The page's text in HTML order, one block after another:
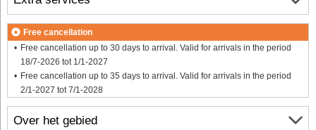
Over het gebied
Free cancellation
Free cancellation up to 30 days to arrival. Valid for arrivals in the period
18/7-2026 tot 1/1-2027
Free cancellation up to 35 days to arrival. Valid for arrivals in the period
2/1-2027 tot 7/1-2028